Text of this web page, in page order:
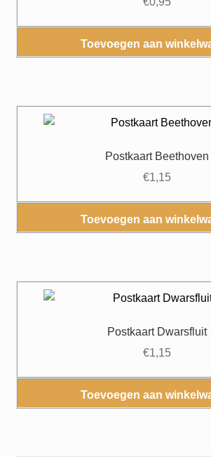
Toevoegen aan
Postkaart Beethoven
€1,15
Toevoegen aan
Postkaart Dwarsfluit
€1,15
Toevoegen aan